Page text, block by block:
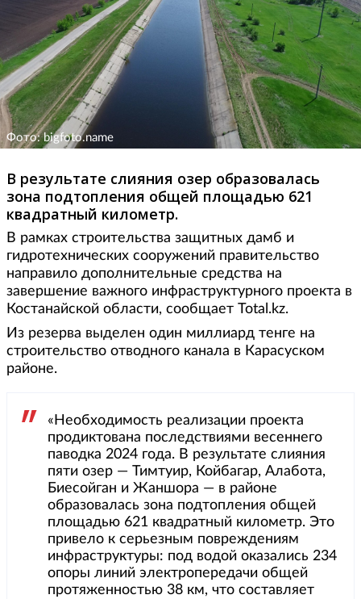
Фото: bigfoto.name
В результате слияния озер образовалась
зона подтопления общей площадью 621
квадратный километр.
В рамках строительства защитных дамб и
гидротехнических сооружений правительство
направило дополнительные средства на
завершение важного инфраструктурного проекта в
Костанайской области, сообщает Total.kz.
Из резерва выделен один миллиард тенге на
строительство отводного канала в Карасуском
районе.
«Необходимость реализации проекта
продиктована последствиями весеннего
паводка 2024 года. В результате слияния
пяти озер — Тимтуир, Койбагар, Алабота,
Биесойган и Жаншора — в районе
образовалась зона подтопления общей
площадью 621 квадратный километр. Это
привело к серьезным повреждениям
инфраструктуры: под водой оказались 234
опоры линий электропередачи общей
протяженностью 38 км, что составляет